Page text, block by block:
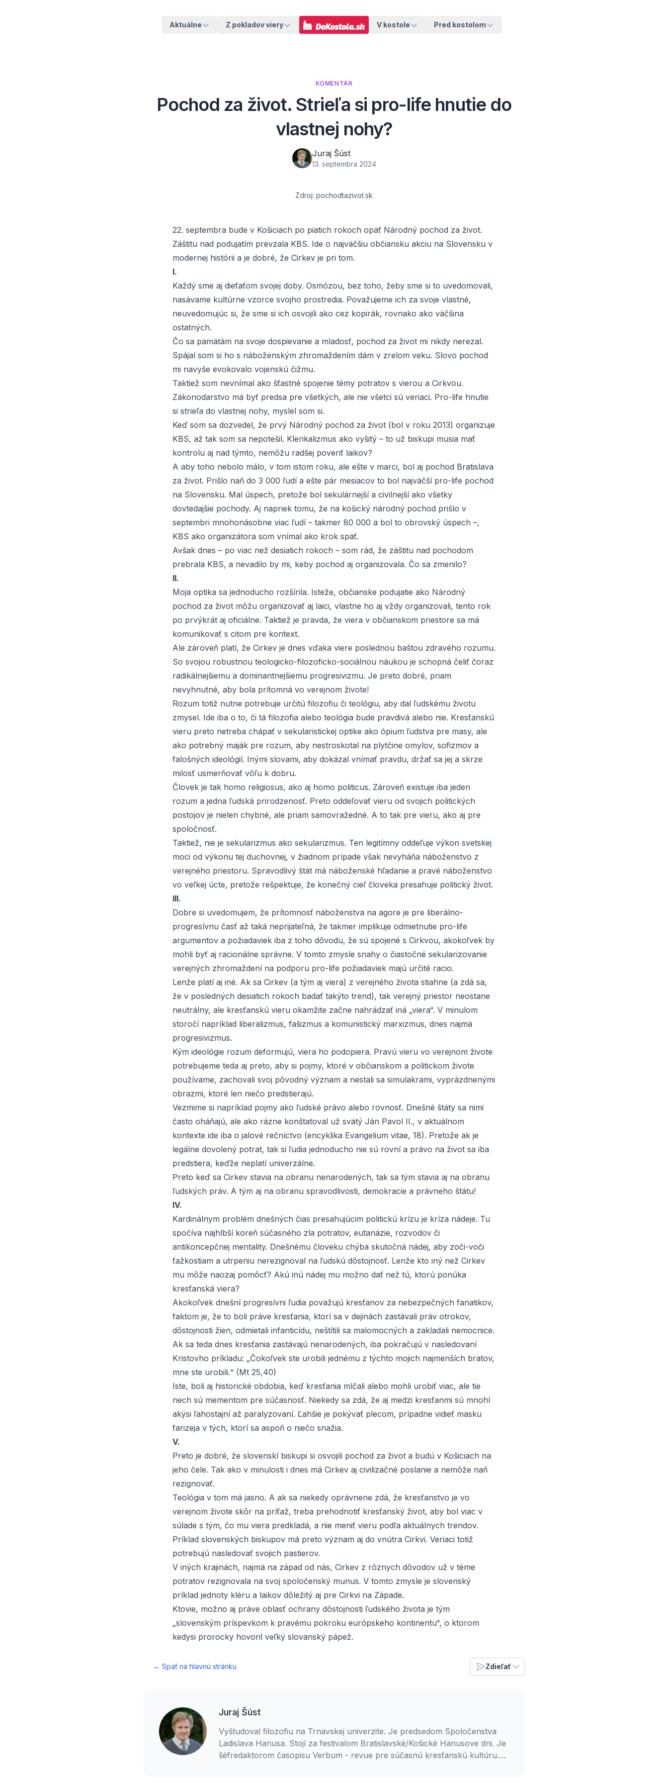
Aktuálne Z pokladov viery V kostole Pred kostolom
KOMENTÁR
Pochod za život. Strieľa si pro-life hnutie do
vlastnej nohy?
Juraj Šúst
13. septembra 2024
Zdroj: pochodtazivot.sk
22. septembra bude v Košiciach po piatich rokoch opäť Národný pochod za život.
Záštitu nad podujatím prevzala KBS. Ide o najväčšiu občiansku akciu na Slovensku v
modernej histórii a je dobré, že Cirkev je pri tom.
I.
Každý sme aj dieťaťom svojej doby. Osmózou, bez toho, žeby sme si to uvedomovali,
nasávame kultúrne vzorce svojho prostredia. Považujeme ich za svoje vlastné,
neuvedomujúc si, že sme si ich osvojili ako cez kopirák, rovnako ako väčšina
ostatných.
Čo sa pamätám na svoje dospievanie a mladosť, pochod za život mi nikdy nerezal.
Spájal som si ho s náboženským zhromaždením dám v zrelom veku. Slovo pochod
mi navyše evokovalo vojenskú čižmu.
Taktiež som nevnímal ako šťastné spojenie témy potratov s vierou a Cirkvou.
Zákonodarstvo má byť predsa pre všetkých, ale nie všetci sú veriaci. Pro-life hnutie
si strieľa do vlastnej nohy, myslel som si.
Keď som sa dozvedel, že prvý Národný pochod za život (bol v roku 2013) organizuje
KBS, až tak som sa nepotešil. Klerikalizmus ako vyšitý – to už biskupi musia mať
kontrolu aj nad týmto, nemôžu radšej poveriť laikov?
A aby toho nebolo málo, v tom istom roku, ale ešte v marci, bol aj pochod Bratislava
za život. Prišlo naň do 3 000 ľudí a ešte pár mesiacov to bol najväčší pro-life pochod
na Slovensku. Mal úspech, pretože bol sekulárnejší a civilnejší ako všetky
dovtedajšie pochody. Aj napriek tomu, že na košický národný pochod prišlo v
septembri mnohonásobne viac ľudí – takmer 80 000 a bol to obrovský úspech –,
KBS ako organizátora som vnímal ako krok späť.
Avšak dnes – po viac než desiatich rokoch – som rád, že záštitu nad pochodom
prebrala KBS, a nevadilo by mi, keby pochod aj organizovala. Čo sa zmenilo?
II.
Moja optika sa jednoducho rozšírila. Isteže, občianske podujatie ako Národný
pochod za život môžu organizovať aj laici, vlastne ho aj vždy organizovali, tento rok
po prvýkrát aj oficiálne. Taktiež je pravda, že viera v občianskom priestore sa má
komunikovať s citom pre kontext.
Ale zároveň platí, že Cirkev je dnes vďaka viere poslednou baštou zdravého rozumu.
So svojou robustnou teologicko-filozoficko-sociálnou náukou je schopná čeliť čoraz
radikálnejšiemu a dominantnejšiemu progresivizmu. Je preto dobré, priam
nevyhnutné, aby bola prítomná vo verejnom živote!
Rozum totiž nutne potrebuje určitú filozofiu či teológiu, aby dal ľudskému životu
zmysel. Ide iba o to, či tá filozofia alebo teológia bude pravdivá alebo nie. Kresťanskú
vieru preto netreba chápať v sekularistickej optike ako ópium ľudstva pre masy, ale
ako potrebný maják pre rozum, aby nestroskotal na plytčine omylov, sofizmov a
falošných ideológií. Inými slovami, aby dokázal vnímať pravdu, držať sa jej a skrze
milosť usmerňovať vôľu k dobru.
Človek je tak homo religiosus, ako aj homo politicus. Zároveň existuje iba jeden
rozum a jedna ľudská prirodzenosť. Preto oddeľovať vieru od svojich politických
postojov je nielen chybné, ale priam samovražedné. A to tak pre vieru, ako aj pre
spoločnosť.
Taktiež, nie je sekularizmus ako sekularizmus. Ten legitímny oddeľuje výkon svetskej
moci od výkonu tej duchovnej, v žiadnom prípade však nevyháňa náboženstvo z
verejného priestoru. Spravodlivý štát má náboženské hľadanie a pravé náboženstvo
vo veľkej úcte, pretože rešpektuje, že konečný cieľ človeka presahuje politický život.
III.
Dobre si uvedomujem, že prítomnosť náboženstva na agore je pre liberálno-
progresívnu časť až taká neprijateľná, že takmer implikuje odmietnutie pro-life
argumentov a požiadaviek iba z toho dôvodu, že sú spojené s Cirkvou, akokoľvek by
mohli byť aj racionálne správne. V tomto zmysle snahy o čiastočné sekularizovanie
verejných zhromaždení na podporu pro-life požiadaviek majú určité racio.
Lenže platí aj iné. Ak sa Cirkev (a tým aj viera) z verejného života stiahne (a zdá sa,
že v posledných desiatich rokoch badať takýto trend), tak verejný priestor neostane
neutrálny, ale kresťanskú vieru okamžite začne nahrádzať iná „viera“. V minulom
storočí napríklad liberalizmus, fašizmus a komunistický marxizmus, dnes najmä
progresivizmus.
Kým ideológie rozum deformujú, viera ho podopiera. Pravú vieru vo verejnom živote
potrebujeme teda aj preto, aby si pojmy, ktoré v občianskom a politickom živote
používame, zachovali svoj pôvodný význam a nestali sa simulakrami, vyprázdnenými
obrazmi, ktoré len niečo predstierajú.
Vezmime si napríklad pojmy ako ľudské právo alebo rovnosť. Dnešné štáty sa nimi
často oháňajú, ale ako rázne konštatoval už svätý Ján Pavol II., v aktuálnom
kontexte ide iba o jalové rečníctvo (encyklika Evangelium vitae, 18). Pretože ak je
legálne dovolený potrat, tak si ľudia jednoducho nie sú rovní a právo na život sa iba
predstiera, keďže neplatí univerzálne.
Preto keď sa Cirkev stavia na obranu nenarodených, tak sa tým stavia aj na obranu
ľudských práv. A tým aj na obranu spravodlivosti, demokracie a právneho štátu!
IV.
Kardinálnym problém dnešných čias presahujúcim politickú krízu je kríza nádeje. Tu
spočíva najhlbší koreň súčasného zla potratov, eutanázie, rozvodov či
antikoncepčnej mentality. Dnešnému človeku chýba skutočná nádej, aby zoči-voči
ťažkostiam a utrpeniu nerezignoval na ľudskú dôstojnosť. Lenže kto iný než Cirkev
mu môže naozaj pomôcť? Akú inú nádej mu možno dať než tú, ktorú ponúka
kresťanská viera?
Akokoľvek dnešní progresívni ľudia považujú kresťanov za nebezpečných fanatikov,
faktom je, že to boli práve kresťania, ktorí sa v dejinách zastávali práv otrokov,
dôstojnosti žien, odmietali infanticídu, neštítili sa malomocných a zakladali nemocnice.
Ak sa teda dnes kresťania zastávajú nenarodených, iba pokračujú v nasledovaní
Kristovho príkladu: „Čokoľvek ste urobili jednému z týchto mojich najmenších bratov,
mne ste urobili.“ (Mt 25,40)
Iste, boli aj historické obdobia, keď kresťania mlčali alebo mohli urobiť viac, ale tie
nech sú mementom pre súčasnosť. Niekedy sa zdá, že aj medzi kresťanmi sú mnohí
akýsi ľahostajní až paralyzovaní. Ľahšie je pokývať plecom, prípadne vidieť masku
farizeja v tých, ktorí sa aspoň o niečo snažia.
V.
Preto je dobré, že slovenskí biskupi si osvojili pochod za život a budú v Košiciach na
jeho čele. Tak ako v minulosti i dnes má Cirkev aj civilizačné poslanie a nemôže naň
rezignovať.
Teológia v tom má jasno. A ak sa niekedy oprávnene zdá, že kresťanstvo je vo
verejnom živote skôr na príťaž, treba prehodnotiť kresťanský život, aby bol viac v
súlade s tým, čo mu viera predkladá, a nie meniť vieru podľa aktuálnych trendov.
Príklad slovenských biskupov má preto význam aj do vnútra Cirkvi. Veriaci totiž
potrebujú nasledovať svojich pastierov.
V iných krajinách, najmä na západ od nás, Cirkev z rôznych dôvodov už v téme
potratov rezignovala na svoj spoločenský munus. V tomto zmysle je slovenský
príklad jednoty kléru a laikov dôležitý aj pre Cirkvi na Západe.
Ktovie, možno aj práve oblasť ochrany dôstojnosti ľudského života je tým
„slovenským príspevkom k pravému pokroku európskeho kontinentu“, o ktorom
kedysi prorocky hovoril veľký slovanský pápež.
← Späť na hlavnú stránku Zdieľať
Juraj Šúst
Vyštudoval filozofiu na Trnavskej univerzite. Je predsedom Spoločenstva
Ladislava Hanusa. Stojí za festivalom Bratislavské/Košické Hanusove dni. Je
šéfredaktorom časopisu Verbum - revue pre súčasnú kresťanskú kultúru.